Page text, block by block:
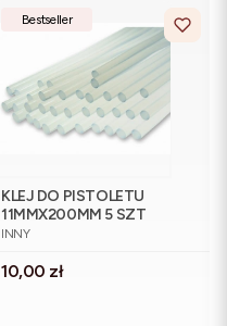
Bestseller
KLEJ DO PISTOLETU
11MMX200MM 5 SZT
PRODUCENT
INNY
Cena
10,00 zł